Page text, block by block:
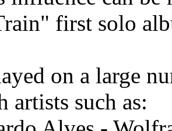
first solo
on a large
artists such as: